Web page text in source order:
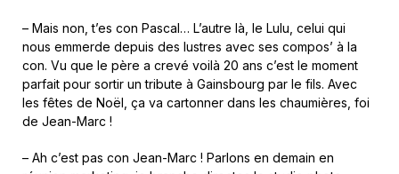
– Mais non, t’es con Pascal… L’autre là, le Lulu, celui qui
nous emmerde depuis des lustres avec ses compos’ à la
con. Vu que le père a crevé voilà 20 ans c’est le moment
parfait pour sortir un tribute à Gainsbourg par le fils. Avec
les fêtes de Noël, ça va cartonner dans les chaumières, foi
de Jean-Marc !
– Ah c’est pas con Jean-Marc ! Parlons en demain en